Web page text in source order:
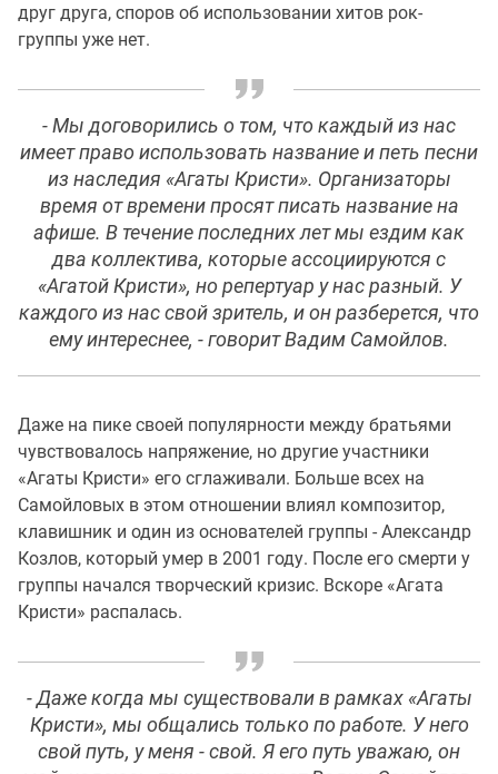
друг друга, споров об использовании хитов рок-
группы уже нет.
- Мы договорились о том, что каждый из нас
имеет право использовать название и петь песни
из наследия «Агаты Кристи». Организаторы
время от времени просят писать название на
афише. В течение последних лет мы ездим как
два коллектива, которые ассоциируются с
«Агатой Кристи», но репертуар у нас разный. У
каждого из нас свой зритель, и он разберется, что
ему интереснее, - говорит Вадим Самойлов.
Даже на пике своей популярности между братьями
чувствовалось напряжение, но другие участники
«Агаты Кристи» его сглаживали. Больше всех на
Самойловых в этом отношении влиял композитор,
клавишник и один из основателей группы - Александр
Козлов, который умер в 2001 году. После его смерти у
группы начался творческий кризис. Вскоре «Агата
Кристи» распалась.
- Даже когда мы существовали в рамках «Агаты
Кристи», мы общались только по работе. У него
свой путь, у меня - свой. Я его путь уважаю, он